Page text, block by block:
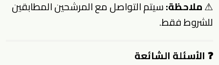
⚠ملاحظة:سيتم التواصل مع المرشحين المطابقين
للشروط فقط.
❓ الأسئلة الشائعة